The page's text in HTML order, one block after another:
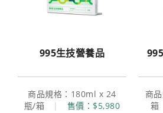
995生技營養品
商品規格：180ml x 24
瓶/箱
| 售價：$5,980
商
箱